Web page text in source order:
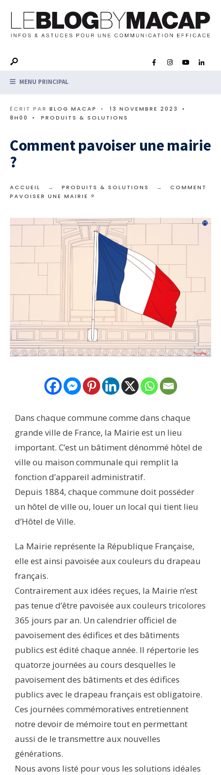
MENU PRINCIPAL
ÉCRIT PAR BLOG MACAP • 13 NOVEMBRE 2023
•
8H00
• PRODUITS & SOLUTIONS
Comment pavoiser une mairie
?
ACCUEIL PRODUITS & SOLUTIONS
COMMENT
PAVOISER UNE MAIRIE ?
Dans chaque commune comme dans chaque
grande ville de France, la Mairie est un lieu
important. C’est un bâtiment dénommé hôtel de
ville ou maison communale qui remplit la
fonction d’appareil administratif.
Depuis 1884, chaque commune doit posséder
un hôtel de ville ou, louer un local qui tient lieu
d’Hôtel de Ville.
La Mairie représente la République Française,
elle est ainsi pavoisée aux couleurs du drapeau
français.
Contrairement aux idées reçues, la Mairie n’est
pas tenue d’être pavoisée aux couleurs tricolores
365 jours par an. Un calendrier officiel de
pavoisement des édifices et des bâtiments
publics est édité chaque année. Il répertorie les
quatorze journées au cours desquelles le
pavoisement des bâtiments et des édifices
publics avec le drapeau français est obligatoire.
Ces journées commémoratives entretiennent
notre devoir de mémoire tout en permettant
aussi de le transmettre aux nouvelles
générations.
Nous avons listé pour vous les solutions idéales